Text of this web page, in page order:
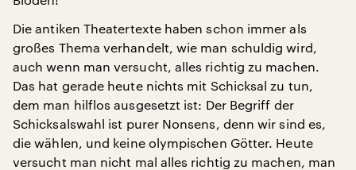
Die antiken Theatertexte haben schon immer als
großes Thema verhandelt, wie man schuldig wird,
auch wenn man versucht, alles richtig zu machen.
Das hat gerade heute nichts mit Schicksal zu tun,
dem man hilflos ausgesetzt ist: Der Begriff der
Schicksalswahl ist purer Nonsens, denn wir sind es,
die wählen, und keine olympischen Götter. Heute
versucht man nicht mal alles richtig zu machen, man